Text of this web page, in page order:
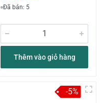
Đã bán: 5
Thêm vào giỏ hàng
-5%